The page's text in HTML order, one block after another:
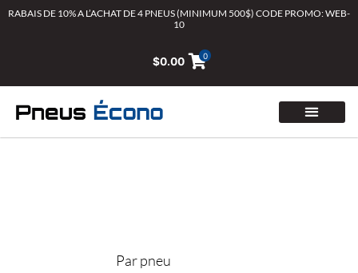
AllerRABAIS DE 10% A L’ACHAT DE 4 PNEUS (MINIMUM 500$) CODE PROMO: WEB-
10
$0.00 0
Par pneu